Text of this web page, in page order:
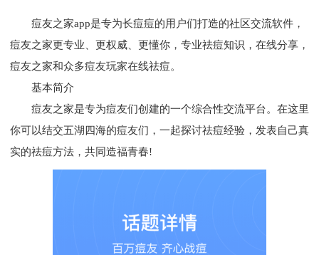
痘友之家app是专为长痘痘的用户们打造的社区交流软件，
痘友之家更专业、更权威、更懂你，专业祛痘知识，在线分享，
痘友之家和众多痘友玩家在线祛痘。
基本简介
痘友之家是专为痘友们创建的一个综合性交流平台。在这里
你可以结交五湖四海的痘友们，一起探讨祛痘经验，发表自己真
实的祛痘方法，共同造福青春!